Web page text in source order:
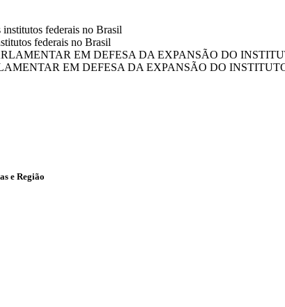
federais no Brasil
EM DEFESA DA EXPANSÃO DO
e Região